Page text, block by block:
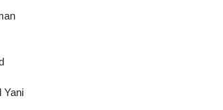
Yani